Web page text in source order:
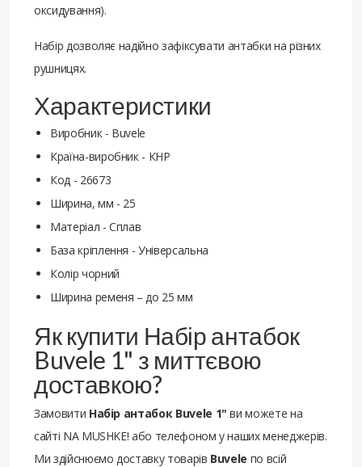
оксидування).
Набір дозволяє надійно зафіксувати антабки на різних
рушницях.
Характеристики
Виробник - Buvele
Країна-виробник - КНР
Код - 26673
Ширина, мм - 25
Матеріал - Сплав
База кріплення - Універсальна
Колір чорний
Ширина ременя – до 25 мм
Як купити Набір антабок
Buvele 1" з миттєвою
доставкою?
Замовити Набір антабок Buvele 1" ви можете на
сайті NA MUSHKE! або телефоном у наших менеджерів.
Ми здійснюємо доставку товарів Buvele по всій